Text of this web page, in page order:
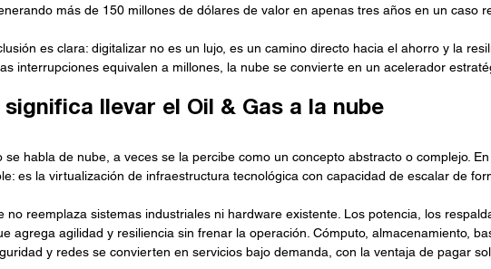
más de 150 millones de dólares de valor en apenas tres años en un caso
es clara: digitalizar no es un lujo, es un camino directo hacia el ahorro y la
interrupciones equivalen a millones, la nube se convierte en un acelerador
significa llevar el Oil & Gas a la nube
se habla de nube, a veces se la percibe como un concepto abstracto o complejo.
es la virtualización de infraestructura tecnológica con capacidad de escalar de
no reemplaza sistemas industriales ni hardware existente. Los potencia, los
agrega agilidad y resiliencia sin frenar la operación. Cómputo, almacenamiento,
y redes se convierten en servicios bajo demanda, con la ventaja de pagar